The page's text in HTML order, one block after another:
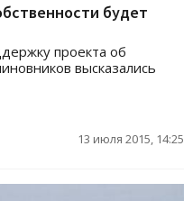
будет
проекта об
высказались
13 июля 2015, 14:25